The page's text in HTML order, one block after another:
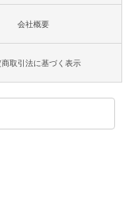
| 16GBストレ
ラーディスプレ
最大8週間持続バッ
ラック (2025年発
Scribe Colorsoft |
プレイ、64GBスト
会社概要
商取引法に基づく表示